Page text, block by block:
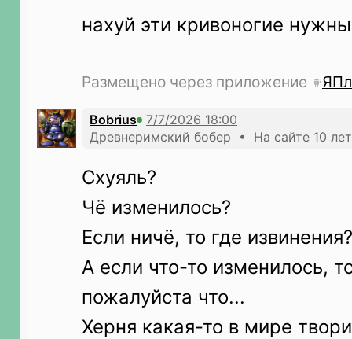
нахуй эти кривоногие нужны
Размещено через приложение
Bobrius
Древнеримский бобер • На сайте 10 лет
Схуяль?
Чё изменилось?
Если ничё, то где извинения?
А если что-то изменилось,
пожалуйста что...
Херня какая-то в мире